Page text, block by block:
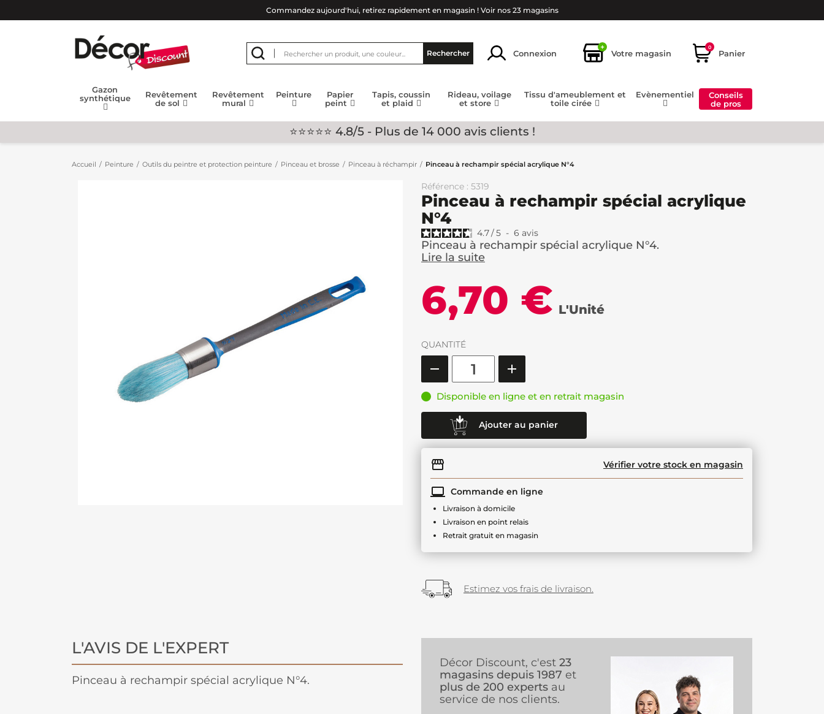
Commandez aujourd'hui, retirez rapidement en magasin ! Voir nos 23 magasins
Rechercher Connexion
+
Votre magasin
0
Panier
Gazon
synthétique
Revêtement
de sol
Revêtement
mural
Peinture
Papier
peint
Tapis, coussin
et plaid
Rideau, voilage
et store
Tissu d'ameublement et
toile cirée
Evènementiel
Conseils
de pros
⭐⭐⭐⭐⭐ 4.8/5 - Plus de 14 000 avis clients !
Accueil Peinture Outils du peintre et protection peinture Pinceau et brosse Pinceau à réchampir Pinceau à rechampir spécial acrylique N°4
Référence : 5319
Pinceau à rechampir spécial acrylique
N°4
4.7/5 - 6 avis
Pinceau à rechampir spécial acrylique N°4.
Lire la suite
6,70 € L'Unité
QUANTITÉ
Disponible en ligne et en retrait magasin
Ajouter au panier
Vérifier votre stock en magasin
Commande en ligne
Livraison à domicile
Livraison en point relais
Retrait gratuit en magasin
Estimez vos frais de livraison.
L'AVIS DE L'EXPERT
Pinceau à rechampir spécial acrylique N°4.
Décor Discount, c'est 23
magasins depuis 1987 et
plus de 200 experts au
service de nos clients.